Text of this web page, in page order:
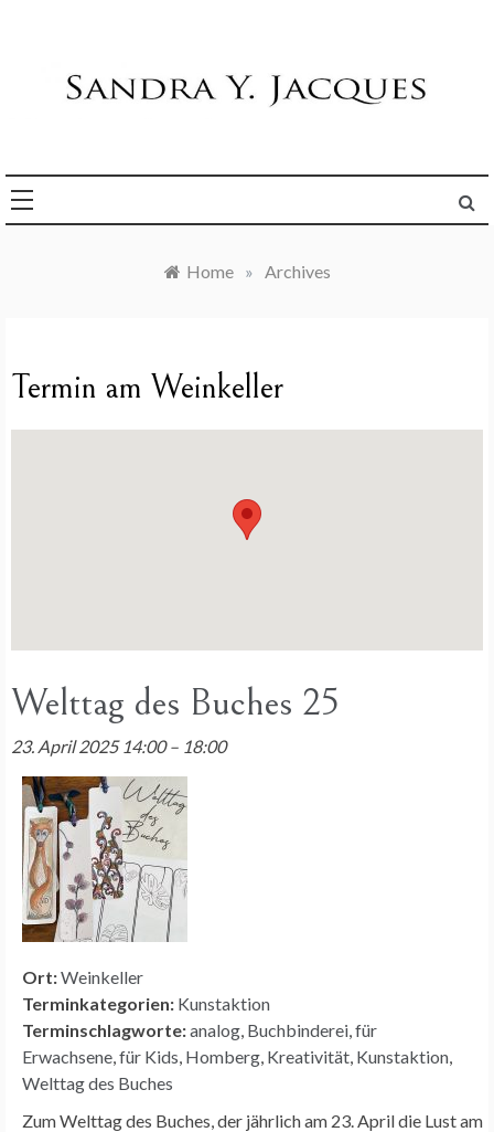
Home » Archives
Termin am Weinkeller
Welttag des Buches 25
23. April 2025 14:00– 18:00
Ort:Weinkeller
Terminkategorien: Kunstaktion
Terminschlagworte:analog Buchbinderei für
Erwachsene für Kids Homberg Kreativität Kunstaktion
Welttag des Buches
Zum Welttag des Buches, der jährlich am 23. April die Lust am